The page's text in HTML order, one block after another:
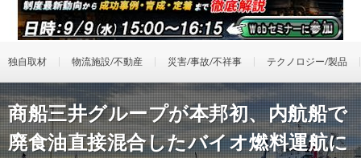
独自取材 物流施設/不動産 災害/事故/不祥事 テクノロジー/製品
商船三井グループが本邦初、内航船で
廃食油直接混合したバイオ燃料運航に